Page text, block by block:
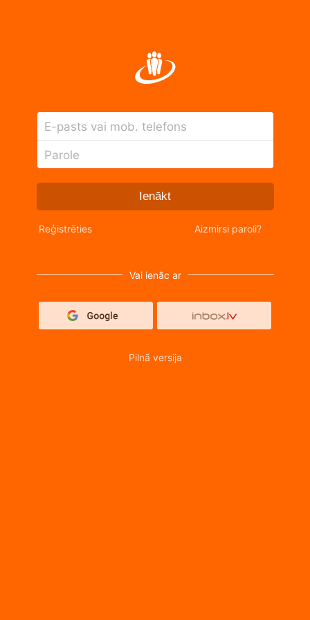
E-pasts vai mob. telefons
Parole
Ienākt
Reģistrēties Aizmirsi paroli?
Vai ienāc ar
Pilnā versija